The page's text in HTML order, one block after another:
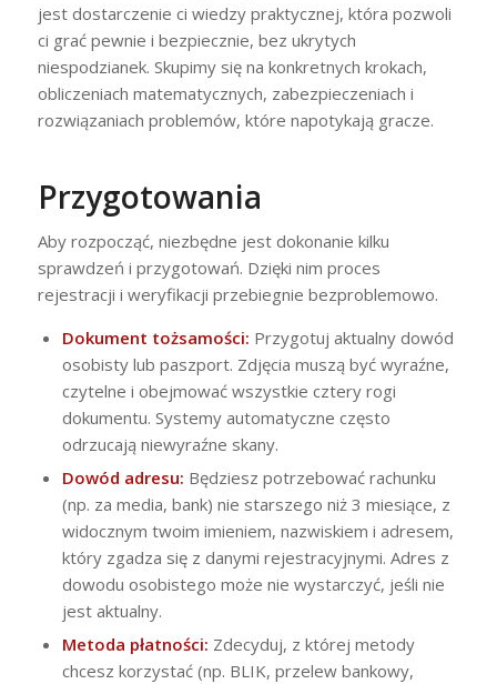
jest dostarczenie ci wiedzy praktycznej, która pozwoli
ci grać pewnie i bezpiecznie, bez ukrytych
niespodzianek. Skupimy się na konkretnych krokach,
obliczeniach matematycznych, zabezpieczeniach i
rozwiązaniach problemów, które napotykają gracze.
Przygotowania
Aby rozpocząć, niezbędne jest dokonanie kilku
sprawdzeń i przygotowań. Dzięki nim proces
rejestracji i weryfikacji przebiegnie bezproblemowo.
Dokument tożsamości: Przygotuj aktualny dowód
osobisty lub paszport. Zdjęcia muszą być wyraźne,
czytelne i obejmować wszystkie cztery rogi
dokumentu. Systemy automatyczne często
odrzucają niewyraźne skany.
Dowód adresu: Będziesz potrzebować rachunku
(np. za media, bank) nie starszego niż 3 miesiące, z
widocznym twoim imieniem, nazwiskiem i adresem,
który zgadza się z danymi rejestracyjnymi. Adres z
dowodu osobistego może nie wystarczyć, jeśli nie
jest aktualny.
Metoda płatności: Zdecyduj, z której metody
chcesz korzystać (np. BLIK, przelew bankowy,